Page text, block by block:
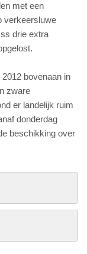
met een
verkeersluwe
drie extra
bovenaan in
zware
er landelijk ruim
donderdag
beschikking over